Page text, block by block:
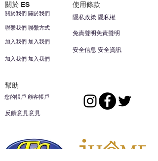
關於 ES 使用條款
聯繫我們 聯繫方式
加入我們 加入我們
關於我們 關於我們
加入我們 加入我們
安全信息 安全資訊
免責聲明免責聲明
隱私政策 隱私權
幫助
您的帳戶 顧客帳戶
反饋意見意見